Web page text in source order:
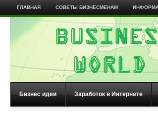
ГЛАВНАЯ СОВЕТЫ БИЗНЕСМЕНАМ
Бизнес идеи Заработок в Интернете